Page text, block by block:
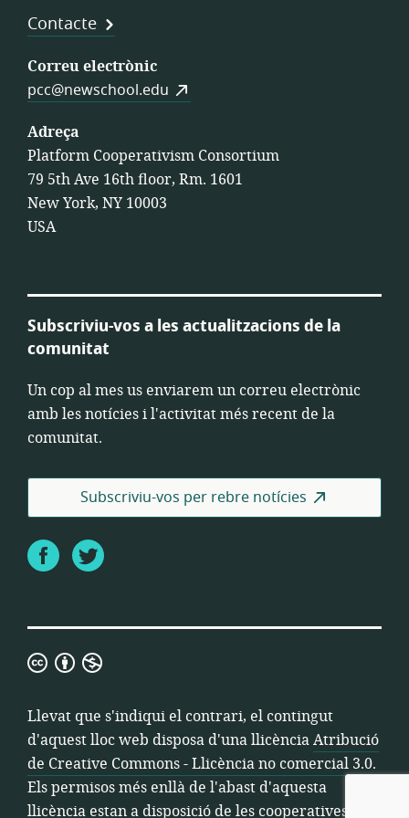
Contacte
Correu electrònic
pcc@newschool.edu
Adreça
Platform Cooperativism Consortium
79 5th Ave 16th floor, Rm. 1601
New York, NY 10003
USA
Subscriviu-vos a les actualitzacions de la
comunitat
Un cop al mes us enviarem un correu electrònic
amb les notícies i l'activitat més recent de la
comunitat.
Subscriviu-vos per rebre notícies
FacebookTwitter
Atribució
Creative
Commons
-
Llicència
no
Llevat que s'indiqui el contrari, el contingut
d'aquest lloc web disposa d'una llicènciaAtribució
de Creative Commons - Llicència no comercial 3.0.
Els permisos més enllà de l'abast d'aquesta
llicència estan a disposició de les cooperatives.